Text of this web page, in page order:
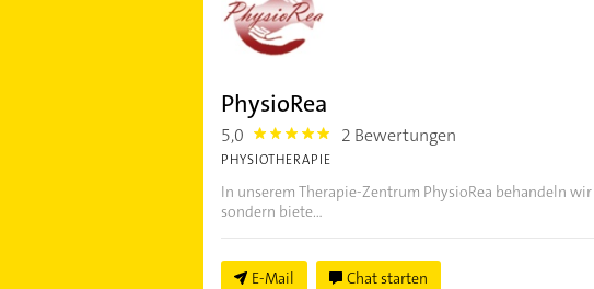
PhysioRea
5,0 5.0 2 Bewertungen
PHYSIOTHERAPIE
In unserem Therapie-Zentrum PhysioRea behandeln
sondern biete...
E-Mail Chat starten